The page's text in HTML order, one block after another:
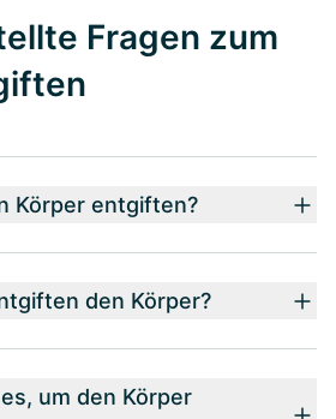
Fragen zum
Körper entgiften?
den Körper?
um den Körper